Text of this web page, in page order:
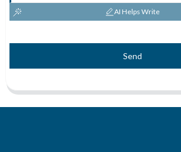
AI Helps Write
Send